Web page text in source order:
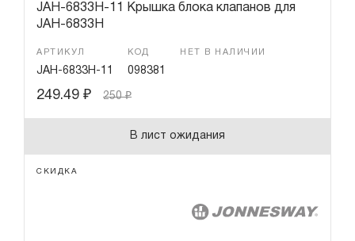
JAH-6833H-11 Крышка блока клапанов для
JAH-6833H
АРТИКУЛ
JAH-6833H-11
КОД
098381
НЕТ В НАЛИЧИИ
249.49 ₽ 250₽
В лист ожидания
СКИДКА